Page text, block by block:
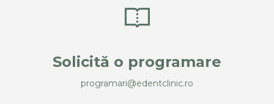
Solicită o programare
programari@edentclinic.ro